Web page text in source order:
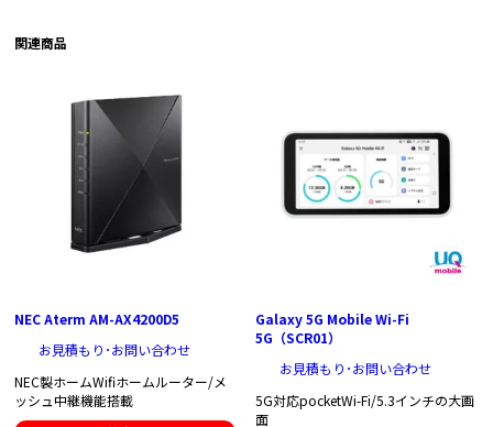
関連商品
NEC Aterm AM-AX4200D5
お見積もり･お問い合わせ
NEC製ホームWifiホームルーター/メ
ッシュ中継機能搭載
Galaxy 5G Mobile Wi-Fi
5G（SCR01）
お見積もり･お問い合わせ
5G対応pocketWi-Fi/5.3インチの大画
面